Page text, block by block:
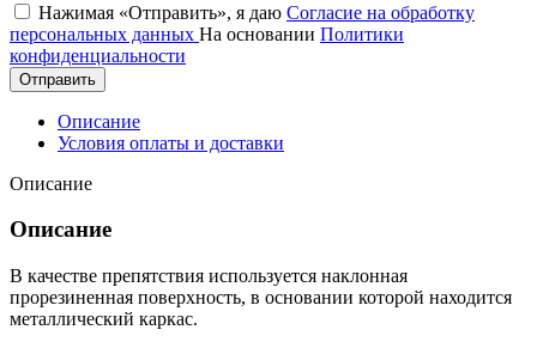
Нажимая «Отправить», я даю Согласие на обработку
персональных данных На основании Политики
конфиденциальности
Отправить
Описание
Условия оплаты и доставки
Описание
Описание
В качестве препятствия используется наклонная
прорезиненная поверхность, в основании которой находится
металлический каркас.